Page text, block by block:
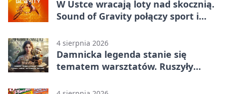
W Ustce wracają loty nad skocznią.
Sound of Gravity połączy sport i
4 sierpnia 2026
Damnicka legenda stanie się
tematem warsztatów. Ruszyły